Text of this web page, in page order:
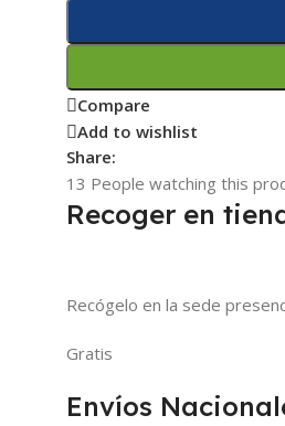
Compare
Add to wishlist
Share:
13 People watching this
Recoger en
Recógelo en la sede
Gratis
Envíos